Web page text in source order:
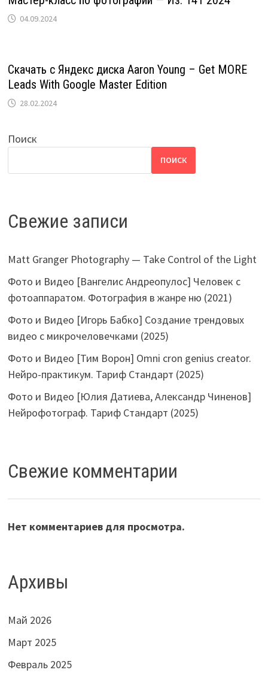
04.09.2024
Скачать с Яндекс диска Aaron Young – Get MORE
Leads With Google Master Edition
28.02.2024
Поиск
ПОИСК
Свежие записи
Matt Granger Photography — Take Control of the Light
Фото и Видео [Вангелис Андреопулос] Человек с
фотоаппаратом. Фотография в жанре ню (2021)
Фото и Видео [Игорь Бабко] Создание трендовых
видео с микрочеловечками (2025)
Фото и Видео [Тим Ворон] Omni cron genius creator.
Нейро-практикум. Тариф Стандарт (2025)
Фото и Видео [Юлия Датиева, Александр Чиненов]
Нейрофотограф. Тариф Стандарт (2025)
Свежие комментарии
Нет комментариев для просмотра.
Архивы
Май 2026
Март 2025
Февраль 2025